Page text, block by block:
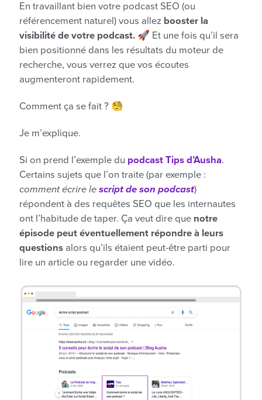
En travaillant bien votre podcast SEO (ou
référencement naturel) vous allez booster la
visibilité de votre podcast. 🚀 Et une fois qu’il sera
bien positionné dans les résultats du moteur de
recherche, vous verrez que vos écoutes
augmenteront rapidement.
Comment ça se fait ? 🧐
Je m’explique.
Si on prend l’exemple du podcast Tips d’Ausha.
Certains sujets que l’on traite (par exemple :
comment écrire le script de son podcast)
répondent à des requêtes SEO que les internautes
ont l’habitude de taper. Ça veut dire que notre
épisode peut éventuellement répondre à leurs
questions alors qu’ils étaient peut-être parti pour
lire un article ou regarder une vidéo.